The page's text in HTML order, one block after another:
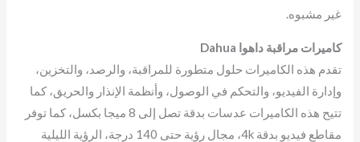
غير مشبوه.
كاميرات مراقبة داهوا Dahua
تقدم هذه الكاميرات حلول متطورة للمراقبة، والرصد، والتخزين،
وإدارة الفيديو، والتحكم في الوصول، وأنظمة الإنذار والحريق، كما
تتيح هذه الكاميرات عدسات بدقة تصل إلى 8 ميجا بكسل، كما توفر
مقاطع فيديو بدقة 4k، مجال رؤية حتى 140 درجة، الرؤية الليلية